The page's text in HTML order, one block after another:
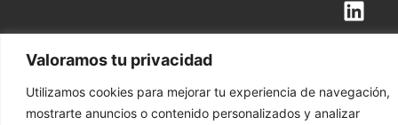
Valoramos tu privacidad
Utilizamos cookies para mejorar tu experiencia de navegación,
mostrarte anuncios o contenido personalizados y analizar
derechos reservados